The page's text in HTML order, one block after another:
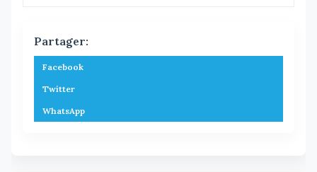
Partager:
Facebook
Twitter
WhatsApp